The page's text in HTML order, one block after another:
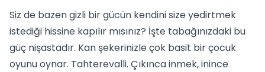
Siz de bazen gizli bir gücün kendini size yedirtmek
istediği hissine kapılır mısınız? İşte tabağınızdaki bu
güç nişastadır. Kan şekerinizle çok basit bir çocuk
oyunu oynar. Tahterevalli. Çıkınca inmek, inince